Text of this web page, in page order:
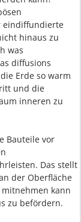
eindiffundierte
hinaus zu
was
diffusions
Erde so warm
und die
inneren zu
Bauteile vor
Das stellt
der Oberfläche
kann
zu befördern.